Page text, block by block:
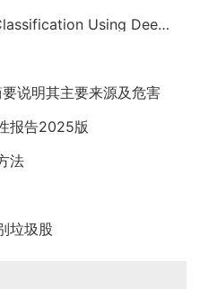
Introduction to Garbage Classification Using Deep Learning
说明其主要来源及危害
报告2025版
法
垃圾股